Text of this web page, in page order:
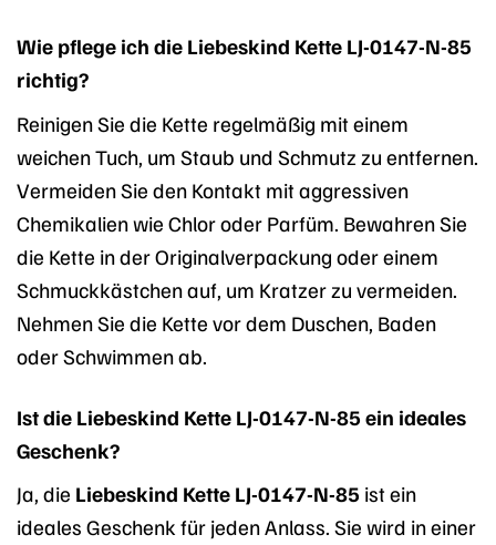
Wie pflege ich die Liebeskind Kette LJ-0147-N-85
richtig?
Reinigen Sie die Kette regelmäßig mit einem
weichen Tuch, um Staub und Schmutz zu entfernen.
Vermeiden Sie den Kontakt mit aggressiven
Chemikalien wie Chlor oder Parfüm. Bewahren Sie
die Kette in der Originalverpackung oder einem
Schmuckkästchen auf, um Kratzer zu vermeiden.
Nehmen Sie die Kette vor dem Duschen, Baden
oder Schwimmen ab.
Ist die Liebeskind Kette LJ-0147-N-85 ein ideales
Geschenk?
Ja, die Liebeskind Kette LJ-0147-N-85 ist ein
ideales Geschenk für jeden Anlass. Sie wird in einer